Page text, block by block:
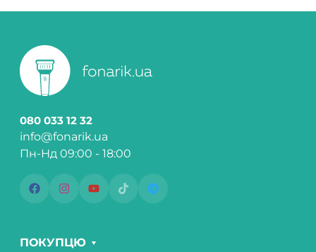
080 033 12 32
info@fonarik.ua
Пн-Нд 09:00 - 18:00
ПОКУПЦЮ